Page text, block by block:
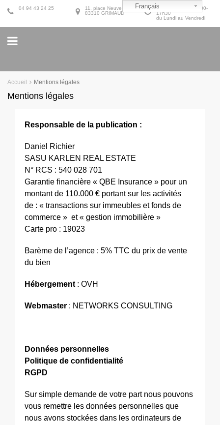
9h30-12h30 et 14h30-
17h30
du Lundi au Vendredi
11, place Neuve
83310 GRIMAUD
04 94 43 24 25
Accueil Mentions légales
Mentions légales
Responsable de la publication :
Daniel Richier
SASU KARLEN REAL ESTATE
N° RCS : 540 028 701
Garantie financière « QBE Insurance » pour un
montant de 110.000 € portant sur les activités
de : « transactions sur immeubles et fonds de
commerce » et « gestion immobilière »
Carte pro : 19023
Barème de l’agence : 5% TTC du prix de vente
du bien
Hébergement : OVH
Webmaster : NETWORKS CONSULTING
Données personnelles
Politique de confidentialité
RGPD
Sur simple demande de votre part nous pouvons
vous remettre les données personnelles que
nous avons stockées dans les ordinateurs de
Français